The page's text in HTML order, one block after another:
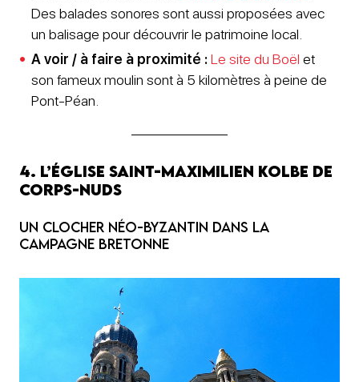
Des balades sonores sont aussi proposées avec
un balisage pour découvrir le patrimoine local.
A voir / à faire à proximité :Le site du Boël et
son fameux moulin sont à 5 kilomètres à peine de
Pont-Péan.
4. L’église Saint-Maximilien Kolbe de
Corps-Nuds
Un clocher néo-byzantin dans la
campagne bretonne